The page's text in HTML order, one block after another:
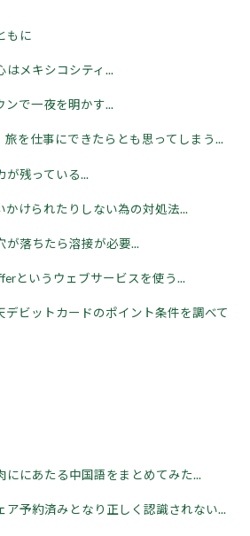
もに
はメキシコシティ...
ンで一夜を明かす...
を仕事にできたらとも思ってしまう...
が残っている...
かけられたりしない為の対処法...
が落ちたら溶接が必要...
というウェブサービスを使う...
デビットカードのポイント条件を調べて
ににあたる中国語をまとめてみた...
ア予約済みとなり正しく認識されない...